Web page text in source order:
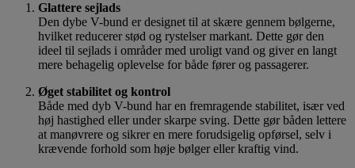
Glattere sejlads
Den dybe V-bund er designet til at skære gennem bølgerne,
hvilket reducerer stød og rystelser markant. Dette gør den
ideel til sejlads i områder med uroligt vand og giver en langt
mere behagelig oplevelse for både fører og passagerer.
Øget stabilitet og kontrol
Både med dyb V-bund har en fremragende stabilitet, især ved
høj hastighed eller under skarpe sving. Dette gør båden lettere
at manøvrere og sikrer en mere forudsigelig opførsel, selv i
krævende forhold som høje bølger eller kraftig vind.